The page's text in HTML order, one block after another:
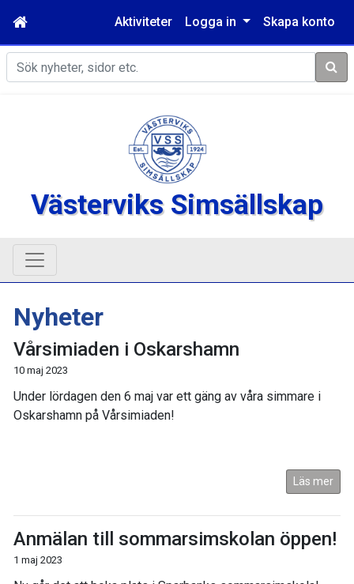
Aktiviteter Logga in Skapa konto
Sök
Västerviks Simsällskap
Nyheter
Vårsimiaden i Oskarshamn
10 maj 2023
Under lördagen den 6 maj var ett gäng av våra simmare i
Oskarshamn på Vårsimiaden!
Läs mer
Anmälan till sommarsimskolan öppen!
1 maj 2023